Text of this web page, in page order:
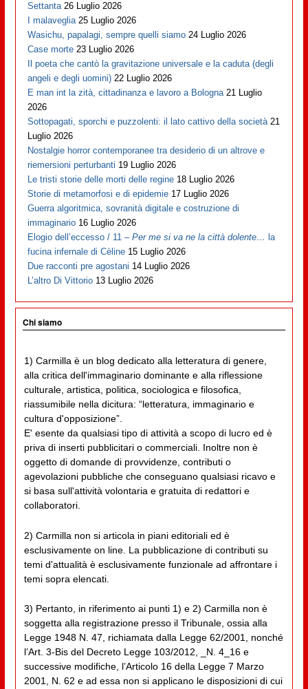
Settanta 26 Luglio 2026
I malaveglia 25 Luglio 2026
Wasichu, papalagi, sempre quelli siamo 24 Luglio 2026
Case morte 23 Luglio 2026
Il poeta che cantò la gravitazione universale e la caduta (degli
angeli e degli uomini) 22 Luglio 2026
E man int la zità, cittadinanza e lavoro a Bologna 21 Luglio
2026
Sottopagati, sporchi e puzzolenti: il lato cattivo della società 21
Luglio 2026
Nostalgie horror contemporanee tra desiderio di un altrove e
riemersioni perturbanti 19 Luglio 2026
Le tristi storie delle morti delle regine 18 Luglio 2026
Storie di metamorfosi e di epidemie 17 Luglio 2026
Guerra algoritmica, sovranità digitale e costruzione di
immaginario 16 Luglio 2026
Elogio dell’eccesso / 11 –Per me si va ne la città dolente… la
fucina infernale di Cèline 15 Luglio 2026
Due racconti pre agostani 14 Luglio 2026
L’altro Di Vittorio 13 Luglio 2026
Chi siamo
1) Carmilla è un blog dedicato alla letteratura di genere,
alla critica dell'immaginario dominante e alla riflessione
culturale, artistica, politica, sociologica e filosofica,
riassumibile nella dicitura: “letteratura, immaginario e
cultura d'opposizione”.
E' esente da qualsiasi tipo di attività a scopo di lucro ed è
priva di inserti pubblicitari o commerciali. Inoltre non è
oggetto di domande di provvidenze, contributi o
agevolazioni pubbliche che conseguano qualsiasi ricavo e
si basa sull'attività volontaria e gratuita di redattori e
collaboratori.
2) Carmilla non si articola in piani editoriali ed è
esclusivamente on line. La pubblicazione di contributi su
temi d'attualità è esclusivamente funzionale ad affrontare i
temi sopra elencati.
3) Pertanto, in riferimento ai punti 1) e 2) Carmilla non è
soggetta alla registrazione presso il Tribunale, ossia alla
Legge 1948 N. 47, richiamata dalla Legge 62/2001, nonché
l’Art. 3-Bis del Decreto Legge 103/2012, _N. 4_16 e
successive modifiche, l’Articolo 16 della Legge 7 Marzo
2001, N. 62 e ad essa non si applicano le disposizioni di cui